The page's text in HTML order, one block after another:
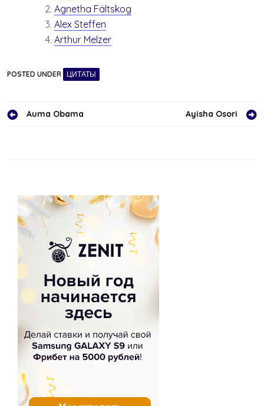
Agnetha Fältskog
Alex Steffen
Arthur Melzer
POSTED UNDER ЦИТАТЫ
Навигация
Auma Obama Ayisha Osori